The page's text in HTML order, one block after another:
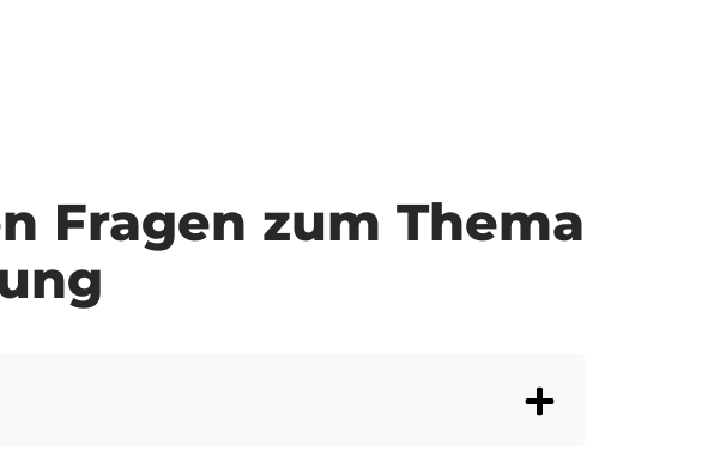
Fragen zum Thema